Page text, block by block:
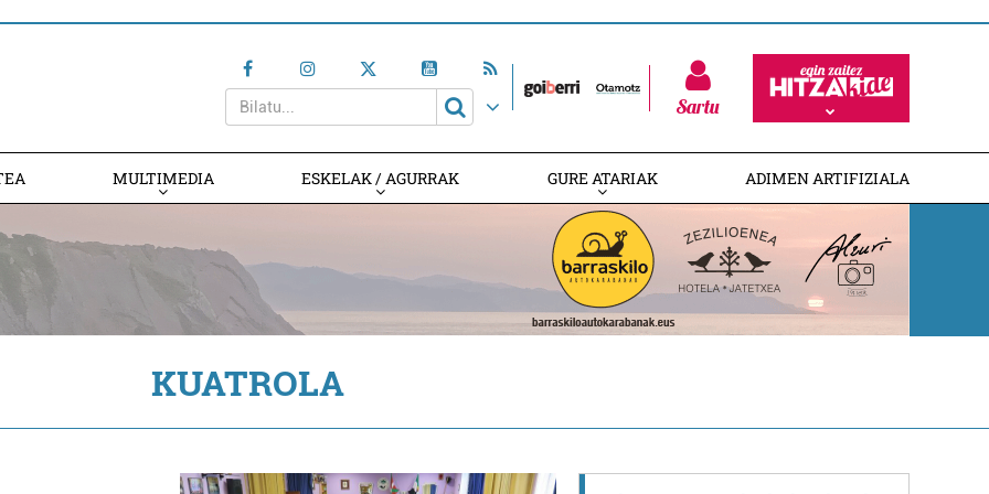
Sartu
MULTIMEDIA ESKELAK / AGURRAK GURE ATARIAK ADIMEN ARTIFIZIALA
KUATROLA